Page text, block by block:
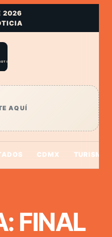
2026
AQUÍ
CDMX TURISMO
FINAL